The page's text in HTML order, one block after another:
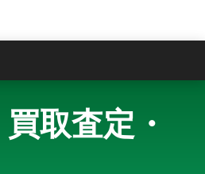
取査定・